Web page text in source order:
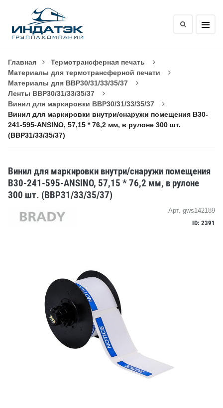
Главная
Термотрансферная печать
Материалы для термотрансферной печати
Материалы для BBP30/31/33/35/37
Ленты BBP30/31/33/35/37
Винил для маркировки BBP30/31/33/35/37
Винил для маркировки внутри/снаружи помещения B30-
241-595-ANSINO, 57,15 * 76,2 мм, в рулоне 300 шт.
(BBP31/33/35/37)
Винил для маркировки внутри/снаружи помещения
B30-241-595-ANSINO, 57,15 * 76,2 мм, в рулоне
300 шт. (BBP31/33/35/37)
Арт. gws142189
ID: 2391